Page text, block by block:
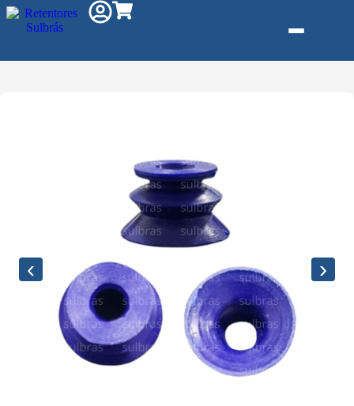
‹ ›
Industrial
Gráfica
Revestimento
e Poliuretano
(PU)